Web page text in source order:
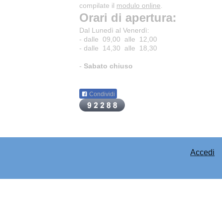
compilate il modulo online.
Orari di apertura:
Dal Lunedì al Venerdì:
- dalle 09,00 alle 12,00
- dalle 14,30 alle 18,30
- Sabato chiuso
Condividi
Accedi